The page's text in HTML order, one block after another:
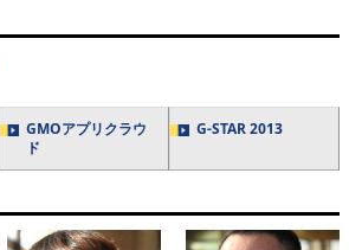
GMOアプリクラウ
ド
G-STAR 2013